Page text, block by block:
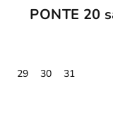
PONTE 20
29 30
31